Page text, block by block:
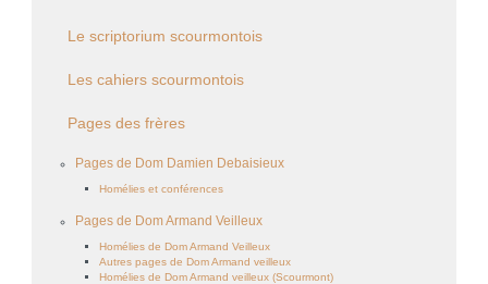
Le scriptorium scourmontois
Les cahiers scourmontois
Pages des frères
Pages de Dom Damien Debaisieux
Homélies et conférences
Pages de Dom Armand Veilleux
Homélies de Dom Armand Veilleux
Autres pages de Dom Armand veilleux
Homélies de Dom Armand veilleux (Scourmont)